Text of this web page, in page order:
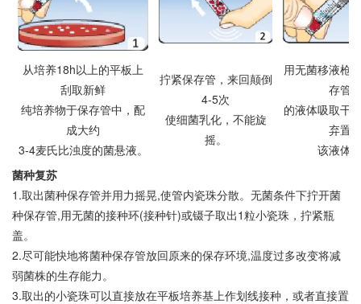
从培养18h以上的平板上
刮取新鲜
纯培养物于保存管中，配
成大约
3-4麦氏比浊度的菌悬液。
拧紧保存管，来回颠倒
4-5次
使细菌乳化，不能旋
摇。
用无菌移液枪
存管
的液体吸取干
弃置
该液体
菌种复苏
1.取出菌种保存管并用力摇晃,使管内瓷珠分散。无菌条件下拧开菌
种保存管,用无菌的接种环(接种针)或镊子取出1粒小瓷珠，拧紧瓶
盖。
2.尽可能快地将菌种保存管放回原来的保存环境,温度过多改变将减
弱菌株的生存能力。
3.取出的小瓷珠可以直接放在平板培养基上作划线接种，或者直接置